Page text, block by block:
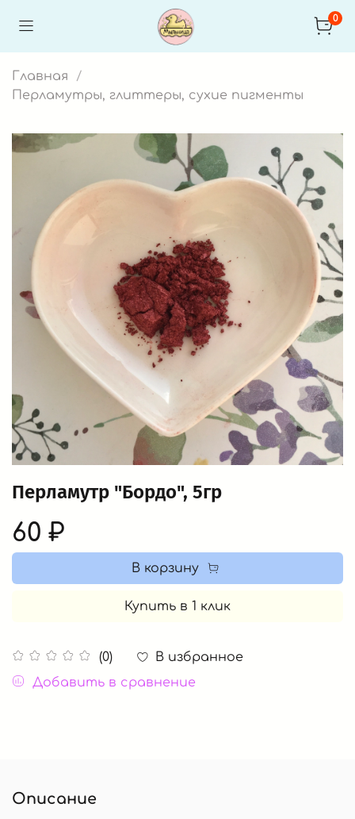
0
Главная
Перламутры, глиттеры, сухие пигменты
Перламутр "Бордо", 5гр
(0)
В избранное
Добавить в сравнение
60 ₽
В корзину
Купить в 1 клик
Описание